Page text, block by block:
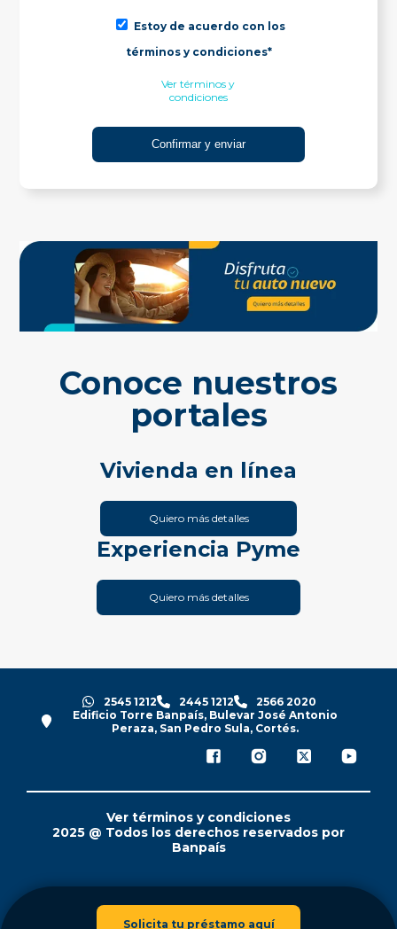
Solicita tu préstamo aquí
Estoy de acuerdo con los
términos y condiciones*
Ver términos y
condiciones
Conoce nuestros
portales
Vivienda en línea
Quiero más detalles
Experiencia Pyme
Quiero más detalles
2545 1212 2445 1212
2566 2020
Edificio Torre Banpaís, Bulevar José Antonio
Peraza, San Pedro Sula, Cortés.
Ver términos y condiciones
2025 @ Todos los derechos reservados por
Banpaís